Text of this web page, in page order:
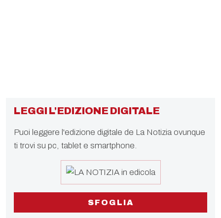
LEGGI L'EDIZIONE DIGITALE
Puoi leggere l'edizione digitale de La Notizia ovunque
ti trovi su pc, tablet e smartphone.
SFOGLIA